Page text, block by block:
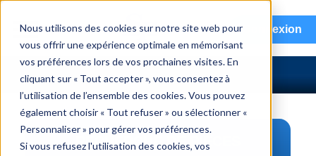
Nous utilisons des cookies sur notre site web pour
vous offrir une expérience optimale en mémorisant
vos préférences lors de vos prochaines visites. En
cliquant sur « Tout accepter », vous consentez à
l’utilisation de l’ensemble des cookies. Vous pouvez
également choisir « Tout refuser » ou sélectionner «
Personnaliser » pour gérer vos préférences.
Si vous refusez l'utilisation des cookies, vos
menu Connexion
RECHERCHE DE PIÈCES